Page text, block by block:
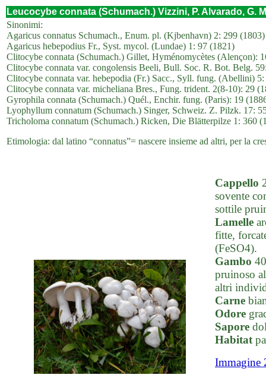
Leucocybe connata (Schumach.) Vizzini, P. Alvarado, G.
Sinonimi:
Agaricus connatus Schumach., Enum. pl. (Kjbenhavn) 2: 299 (1803)
Agaricus hebepodius Fr., Syst. mycol. (Lundae) 1: 97 (1821)
Clitocybe connata (Schumach.) Gillet, Hyménomycètes (Alençon):
Clitocybe connata var. congolensis Beeli, Bull. Soc. R. Bot. Belg.
Clitocybe connata var. hebepodia (Fr.) Sacc., Syll. fung. (Abellini)
Clitocybe connata var. micheliana Bres., Fung. trident. 2(8-10): 29
Gyrophila connata (Schumach.) Quél., Enchir. fung. (Paris): 19
Lyophyllum connatum (Schumach.) Singer, Schweiz. Z. Pilzk. 17:
Tricholoma connatum (Schumach.) Ricken, Die Blätterpilze 1: 360
Etimologia: dal latino “connatus”= nascere insieme ad altri, per la
Cappello
sovente
sottile
Lamelle
fitte,
(FeSO4).
Gambo
pruinoso
altri
Carne
Odore
Sapore
Habitat
Immagine